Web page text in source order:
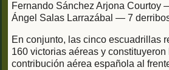
Fernando Sánchez Arjona Courtoy
Ángel Salas Larrazábal — 7
En conjunto, las cinco escuadrillas
160 victorias aéreas y constituyeron
contribución aérea española al